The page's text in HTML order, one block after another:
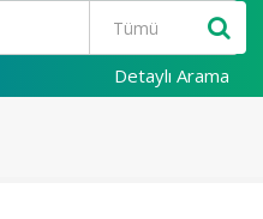
Detaylı Arama